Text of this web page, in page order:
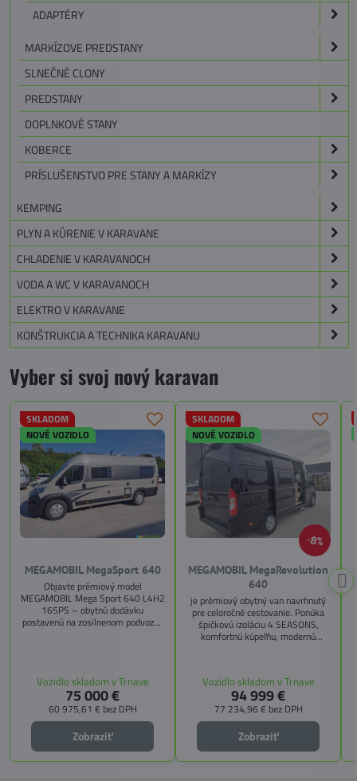
ADAPTÉRY
MARKÍZOVE PREDSTANY
SLNEČNÉ CLONY
PREDSTANY
DOPLNKOVÉ STANY
KOBERCE
PRÍSLUŠENSTVO PRE STANY A MARKÍZY
KEMPING
PLYN A KÚRENIE V KARAVANE
CHLADENIE V KARAVANOCH
VODA A WC V KARAVANOCH
ELEKTRO V KARAVANE
KONŠTRUKCIA A TECHNIKA KARAVANU
Vyber si svoj nový karavan
SKLADOM
NOVÉ VOZIDLO
MEGAMOBIL MegaSport 640
Objavte prémiový model
MEGAMOBIL Mega Sport 640 L4H2
165PS – obytnú dodávku
postavenú na zosilnenom podvozku
pozdĺžnemu lôžku a možnosti
doplniť predné prídavné lôžko.
Vozidlo skladom v Trnave
75 000 €
60 975,61 € bez DPH
Zobraziť
8%
SKLADOM
NOVÉ VOZIDLO
MEGAMOBIL MegaRevolution
640
je prémiový obytný van navrhnutý
pre celoročné cestovanie. Ponúka
špičkovú izoláciu 4 SEASONS,
komfortnú kúpeľňu, modernú
CITY, TECHNO, SICHERHEIT a
MEGA WINTER získate maximálnu
bezpečnosť, pohodlie a
technologické inovácie. Ideálna
voľba pre tých, ktorí hľadajú luxus,
funkčnosť a slobodu na cestách.
Vozidlo skladom v Trnave
94 999 €
77 234,96 € bez DPH
Zobraziť